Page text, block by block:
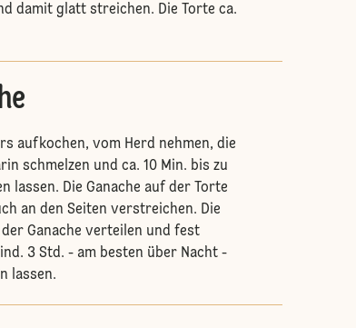
damit glatt streichen. Die Torte ca.
aufkochen, vom Herd nehmen, die
schmelzen und ca. 10 Min. bis zu
lassen. Die Ganache auf der Torte
an den Seiten verstreichen. Die
Ganache verteilen und fest
3 Std. - am besten über Nacht -
lassen.